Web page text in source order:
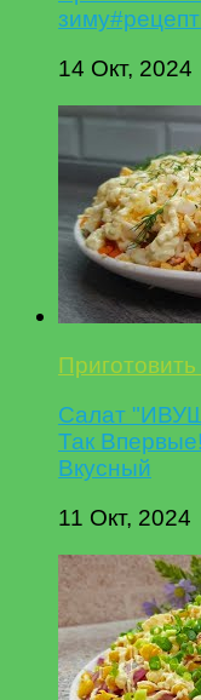
14 Окт, 2024
Салат
Так
Вкусный
11 Окт, 2024